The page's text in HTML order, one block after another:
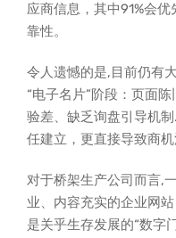
应商信息，其中91%会
靠性。
令人遗憾的是,目前仍有
“电子名片”阶段：页面
验差、缺乏询盘引导机
任建立，更直接导致商机
对于桥架生产公司而言,
业、内容充实的企业网
是关乎生存发展的“数字